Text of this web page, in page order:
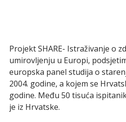
Projekt SHARE- Istraživanje o
umirovljenju u Europi,
europska panel studija o
2004. godine, a kojem se
godine. Među 50 tisuća
je iz Hrvatske.